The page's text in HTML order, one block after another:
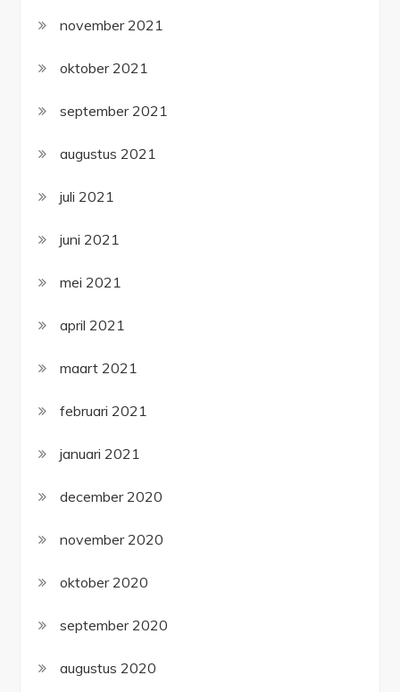
november 2021
oktober 2021
september 2021
augustus 2021
juli 2021
juni 2021
mei 2021
april 2021
maart 2021
februari 2021
januari 2021
december 2020
november 2020
oktober 2020
september 2020
augustus 2020